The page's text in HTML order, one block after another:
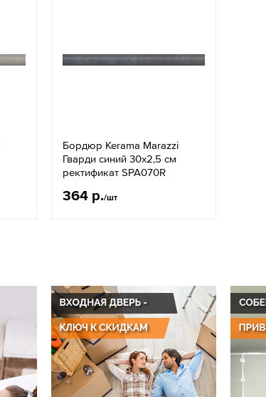
Бордюр Kerama Marazzi
Гварди синий 30х2,5 см
ректификат SPA070R
364 р./шт